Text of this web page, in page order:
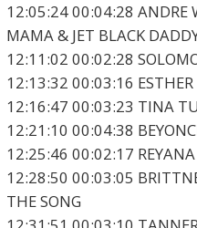
12:05:24 00:04:28 ANDRE
MAMA & JET BLACK
12:11:02 00:02:28
12:13:32 00:03:16 ESTHER
12:16:47 00:03:23 TINA
12:21:10 00:04:38
12:25:46 00:02:17
12:28:50 00:03:05
THE SONG